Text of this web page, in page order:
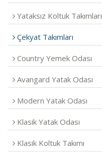
Yataksız Koltuk Takımları
Çekyat Takımları
Country Yemek Odası
Avangard Yatak Odası
Modern Yatak Odası
Klasik Yatak Odası
Klasik Koltuk Takımı